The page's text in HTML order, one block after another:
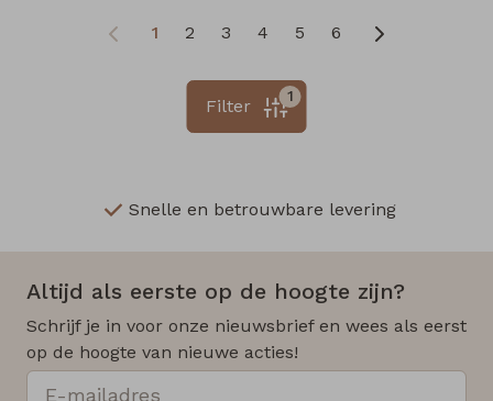
1 2 3 4 5 6
1
Filter
Snelle en betrouwbare levering
Altijd als eerste op de hoogte zijn?
Schrijf je in voor onze nieuwsbrief en wees als eerst
op de hoogte van nieuwe acties!